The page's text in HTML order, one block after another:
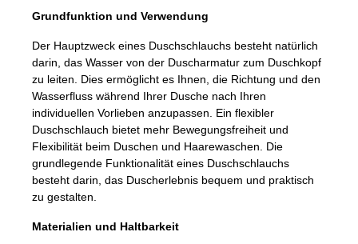
Material: Messing verchromt, Kunststoff
Grundfunktion und Verwendung
Der Hauptzweck eines Duschschlauchs besteht natürlich
darin, das Wasser von der Duscharmatur zum Duschkopf
zu leiten. Dies ermöglicht es Ihnen, die Richtung und den
Wasserfluss während Ihrer Dusche nach Ihren
individuellen Vorlieben anzupassen. Ein flexibler
Duschschlauch bietet mehr Bewegungsfreiheit und
Flexibilität beim Duschen und Haarewaschen. Die
grundlegende Funktionalität eines Duschschlauchs
besteht darin, das Duscherlebnis bequem und praktisch
zu gestalten.
Materialien und Haltbarkeit